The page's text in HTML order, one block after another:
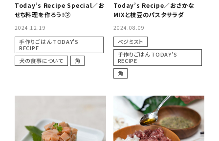
Today’s Recipe Special／お
せち料理を作ろう！②
2024.12.19
手作りごはん TODAY'S
RECIPE
犬の食事について
魚
Today’s Recipe／おさかな
MIXと枝豆のパスタサラダ
2024.08.09
ベジミスト
手作りごはん TODAY'S
RECIPE
魚